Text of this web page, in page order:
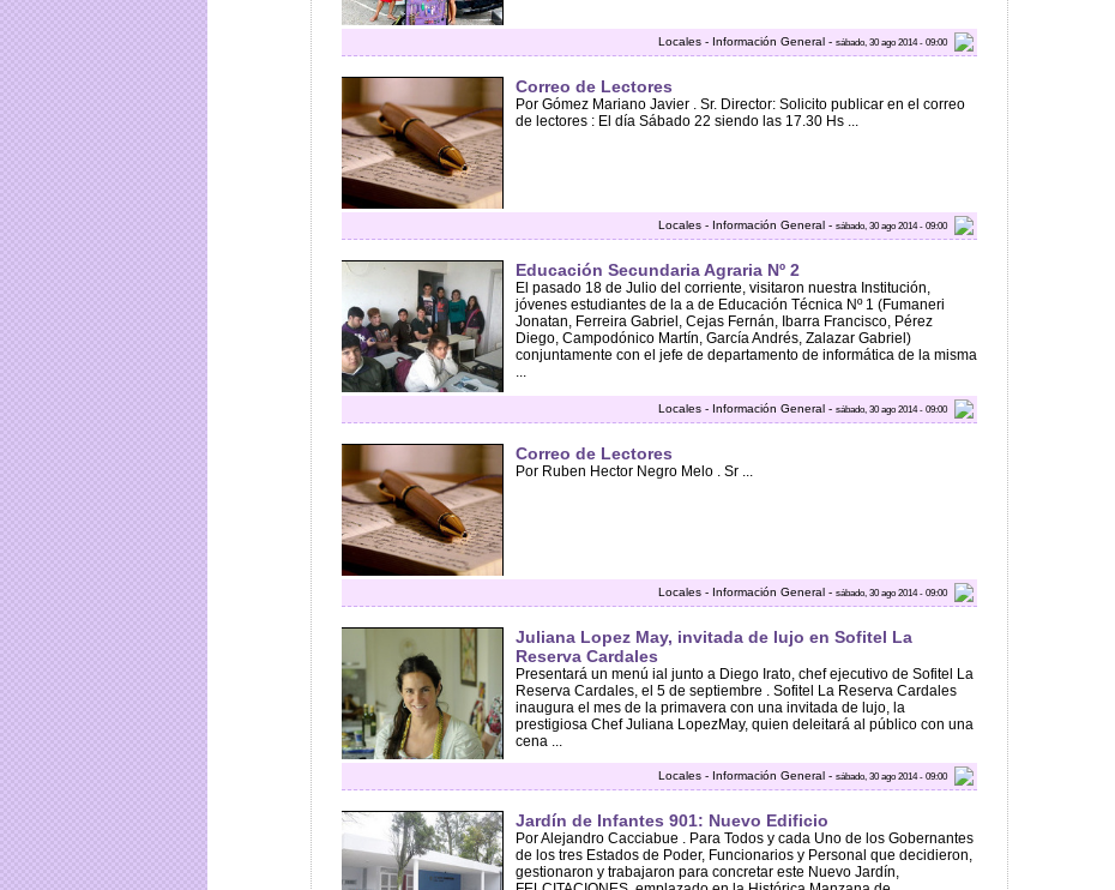
Locales - Información General - sábado, 30 ago 2014 - 09:00
Correo de Lectores
Por Gómez Mariano Javier . Sr. Director: Solicito publicar en el correo
de lectores : El día Sábado 22 siendo las 17.30 Hs ...
Locales - Información General - sábado, 30 ago 2014 - 09:00
Educación Secundaria Agraria Nº 2
El pasado 18 de Julio del corriente, visitaron nuestra Institución,
jóvenes estudiantes de la a de Educación Técnica Nº 1 (Fumaneri
Jonatan, Ferreira Gabriel, Cejas Fernán, Ibarra Francisco, Pérez
Diego, Campodónico Martín, García Andrés, Zalazar Gabriel)
conjuntamente con el jefe de departamento de informática de la misma
...
Locales - Información General - sábado, 30 ago 2014 - 09:00
Correo de Lectores
Por Ruben Hector Negro Melo . Sr ...
Locales - Información General - sábado, 30 ago 2014 - 09:00
Juliana Lopez May, invitada de lujo en Sofitel La
Reserva Cardales
Presentará un menú ial junto a Diego Irato, chef ejecutivo de Sofitel La
Reserva Cardales, el 5 de septiembre . Sofitel La Reserva Cardales
inaugura el mes de la primavera con una invitada de lujo, la
prestigiosa Chef Juliana LopezMay, quien deleitará al público con una
cena ...
Locales - Información General - sábado, 30 ago 2014 - 09:00
Jardín de Infantes 901: Nuevo Edificio
Por Alejandro Cacciabue . Para Todos y cada Uno de los Gobernantes
de los tres Estados de Poder, Funcionarios y Personal que decidieron,
gestionaron y trabajaron para concretar este Nuevo Jardín,